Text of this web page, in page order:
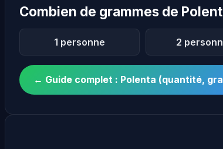
Combien de grammes de
1 personne 2
← Guide complet : Polenta (quantité,